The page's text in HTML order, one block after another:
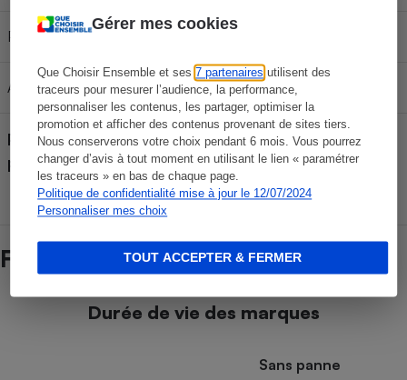
Gérer mes cookies
Que Choisir Ensemble et ses7 partenaires utilisent des
traceurs pour mesurer l’audience, la performance,
personnaliser les contenus, les partager, optimiser la
promotion et afficher des contenus provenant de sites tiers.
Nous conserverons votre choix pendant 6 mois. Vous pourrez
changer d’avis à tout moment en utilisant le lien « paramétrer
les traceurs » en bas de chaque page.
Politique de confidentialité mise à jour le 12/07/2024
Personnaliser mes choix
TOUT ACCEPTER & FERMER
Plateau tournant
Arrêt du plateau tournant Non
Pays de fabrication (déclaré
par le fabricant)
Chine
Fiabilité des marques
Durée de vie des marques
Sans panne